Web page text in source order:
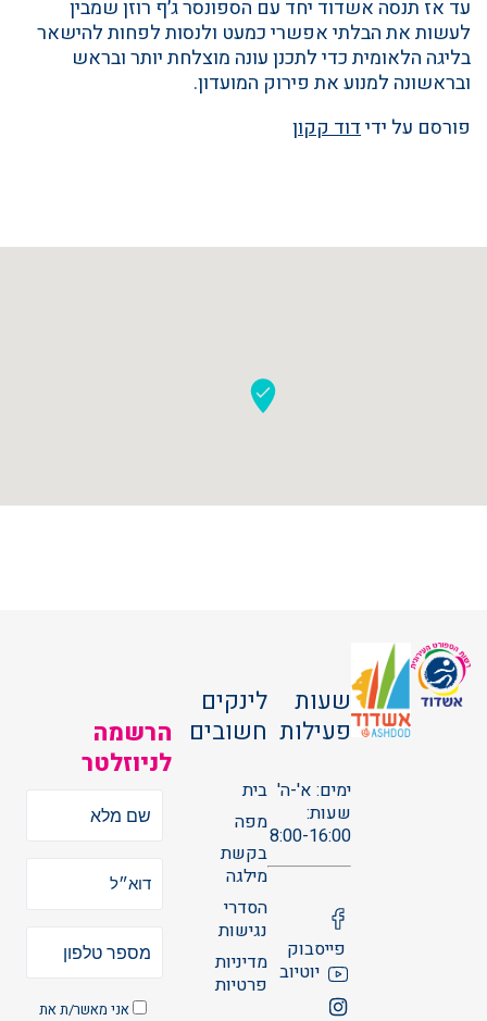
עד אז תנסה אשדוד יחד עם הספונסר ג׳ף רוזן שמבין
לעשות את הבלתי אפשרי כמעט ולנסות לפחות להישאר
בליגה הלאומית כדי לתכנן עונה מוצלחת יותר ובראש
ובראשונה למנוע את פירוק המועדון.
פורסם על ידידוד קקון
שעות
פעילות
ימים: א'-ה'
שעות:
8:00-16:00
פייסבוק
יוטיוב
לינקים
חשובים
בית
מפה
בקשת
מילגה
הסדרי
נגישות
מדיניות
פרטיות
הרשמה
לניוזלטר
אני מאשר/ת את